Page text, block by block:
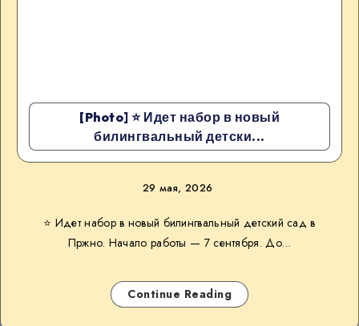
[Photo] ⭐️ Идет набор в новый
билингвальный детски...
29 мая, 2026
⭐️ Идет набор в новый билингвальный детский сад в
Пржно. Начало работы — 7 сентября. До…
Continue Reading